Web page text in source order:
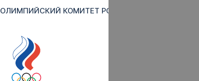
ОЛИМПИЙСКИЙ КОМИТЕТ РОССИИ